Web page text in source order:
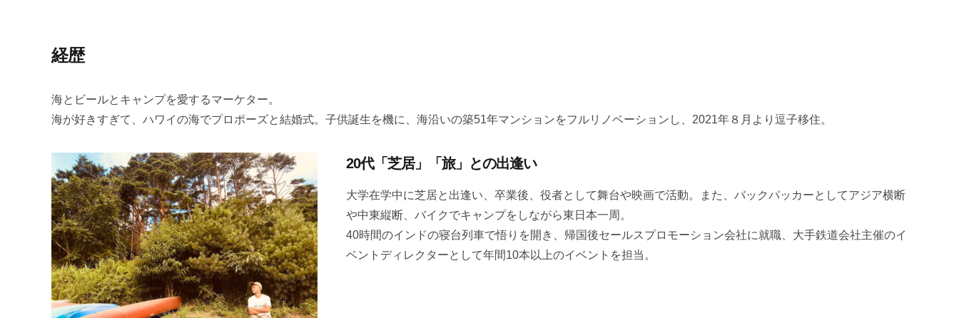
経歴
海とビールとキャンプを愛するマーケター。
海が好きすぎて、ハワイの海でプロポーズと結婚式。子供誕生を機に、海沿いの築51年マンションをフルリノベーションし、2021年８月より逗子移住。
20代「芝居」「旅」との出逢い
大学在学中に芝居と出逢い、卒業後、役者として舞台や映画で活動。また、バックパッカーとしてアジア横断
や中東縦断、バイクでキャンプをしながら東日本一周。
40時間のインドの寝台列車で悟りを開き、帰国後セールスプロモーション会社に就職、大手鉄道会社主催のイ
ベントディレクターとして年間10本以上のイベントを担当。